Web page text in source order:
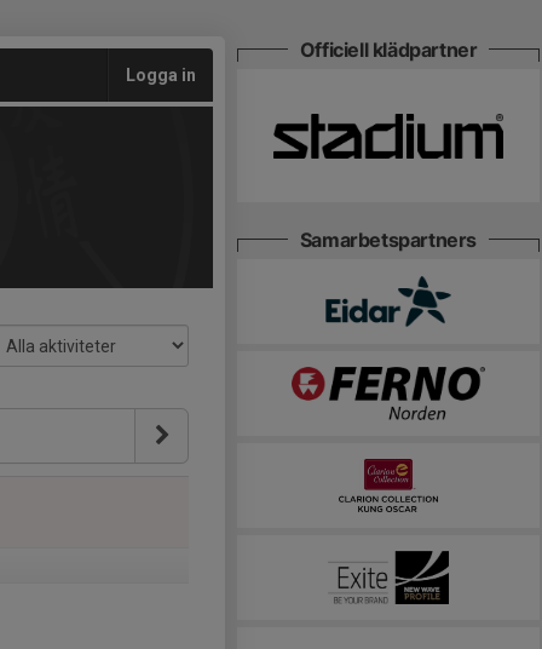
Logga in
Officiell klädpartner
Samarbetspartners